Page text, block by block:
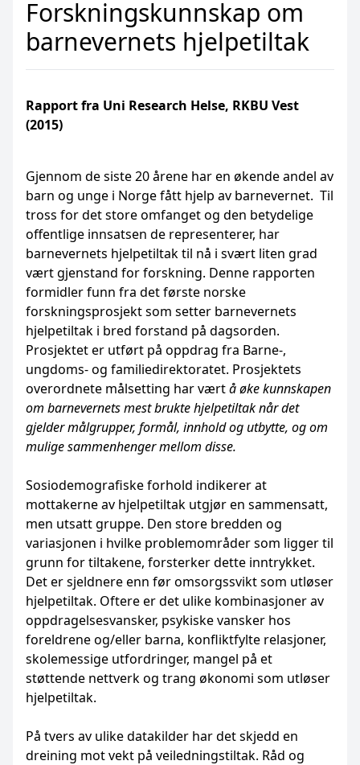
Forskningskunnskap om
barnevernets hjelpetiltak
Rapport fra Uni Research Helse, RKBU Vest
(2015)
Gjennom de siste 20 årene har en økende andel av
barn og unge i Norge fått hjelp av barnevernet. Til
tross for det store omfanget og den betydelige
offentlige innsatsen de representerer, har
barnevernets hjelpetiltak til nå i svært liten grad
vært gjenstand for forskning. Denne rapporten
formidler funn fra det første norske
forskningsprosjekt som setter barnevernets
hjelpetiltak i bred forstand på dagsorden.
Prosjektet er utført på oppdrag fra Barne-,
ungdoms- og familiedirektoratet. Prosjektets
overordnete målsetting har værtå øke kunnskapen
om barnevernets mest brukte hjelpetiltak når det
gjelder målgrupper, formål, innhold og utbytte, og om
mulige sammenhenger mellom disse.
Sosiodemografiske forhold indikerer at
mottakerne av hjelpetiltak utgjør en sammensatt,
men utsatt gruppe. Den store bredden og
variasjonen i hvilke problemområder som ligger til
grunn for tiltakene, forsterker dette inntrykket.
Det er sjeldnere enn før omsorgssvikt som utløser
hjelpetiltak. Oftere er det ulike kombinasjoner av
oppdragelsesvansker, psykiske vansker hos
foreldrene og/eller barna, konfliktfylte relasjoner,
skolemessige utfordringer, mangel på et
støttende nettverk og trang økonomi som utløser
hjelpetiltak.
På tvers av ulike datakilder har det skjedd en
dreining mot vekt på veiledningstiltak. Råd og